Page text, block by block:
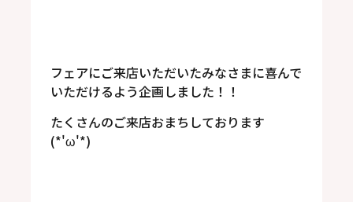
フェアにご来店いただいたみなさまに喜んで
いただけるよう企画しました！！
たくさんのご来店おまちしております
(*'ω'*)